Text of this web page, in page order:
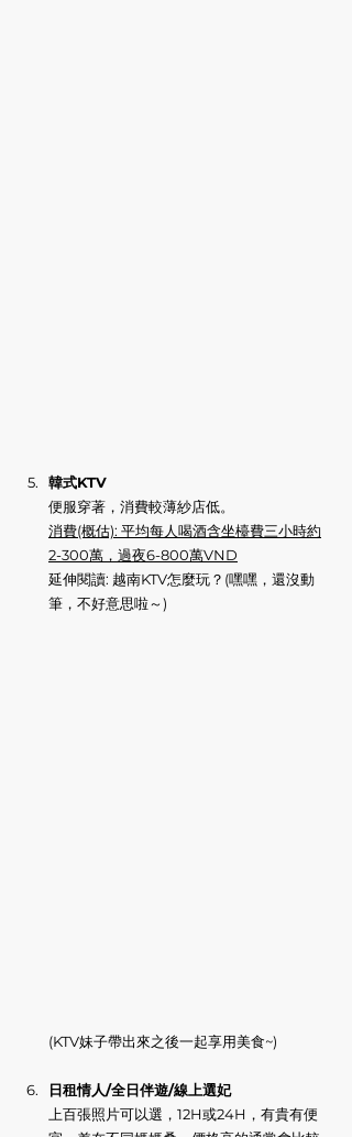
韓式KTV
便服穿著，消費較薄紗店低。
消費(概估): 平均每人喝酒含坐檯費三小時約
2-300萬，過夜6-800萬VND
延伸閱讀: 越南KTV怎麼玩？(嘿嘿，還沒動
筆，不好意思啦～)
(KTV妹子帶出來之後一起享用美食~)
日租情人/全日伴遊/線上選妃
上百張照片可以選，12H或24H，有貴有便